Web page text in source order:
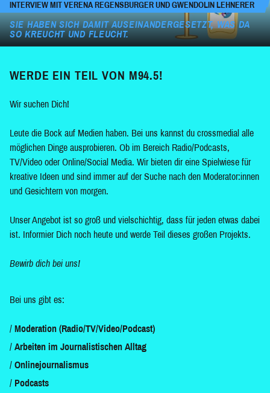
INTERVIEW MIT VERENA REGENSBURGER UND GWENDOLIN LEHNERER
SIE HABEN SICH DAMIT AUSEINANDERGESETZT, WAS DA
SO KREUCHT UND FLEUCHT.
WERDE EIN TEIL VON M94.5!
Wir suchen Dich!
Leute die Bock auf Medien haben. Bei uns kannst du crossmedial alle
möglichen Dinge ausprobieren. Ob im Bereich Radio/Podcasts,
TV/Video oder Online/Social Media. Wir bieten dir eine Spielwiese für
kreative Ideen und sind immer auf der Suche nach den Moderator:innen
und Gesichtern von morgen.
Unser Angebot ist so groß und vielschichtig, dass für jeden etwas dabei
ist. Informier Dich noch heute und werde Teil dieses großen Projekts.
Bewirb dich bei uns!
Bei uns gibt es:
Moderation (Radio/TV/Video/Podcast)
Arbeiten im Journalistischen Alltag
Onlinejournalismus
Podcasts